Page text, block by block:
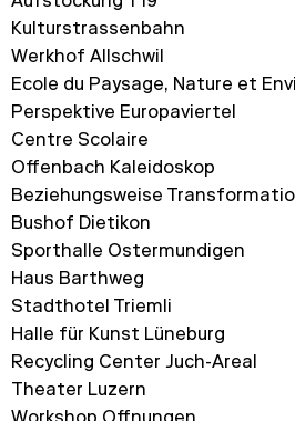
Kulturstrassenbahn
Werkhof Allschwil
École du Paysage, Nature et
Perspektive Europaviertel
Centre Scolaire
Offenbach Kaleidoskop
Beziehungsweise
Bushof Dietikon
Sporthalle Ostermundigen
Haus Barthweg
Stadthotel Triemli
Halle für Kunst Lüneburg
Recycling Center Juch-Areal
Theater Luzern